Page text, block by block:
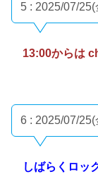
5 : 2025/07/
13:00からは
6 : 2025/07/
しばらくロッ